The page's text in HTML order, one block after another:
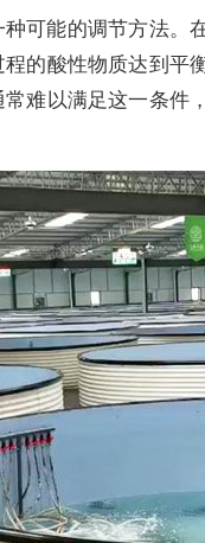
可能的调节方法。
的酸性物质达到平
难以满足这一条件